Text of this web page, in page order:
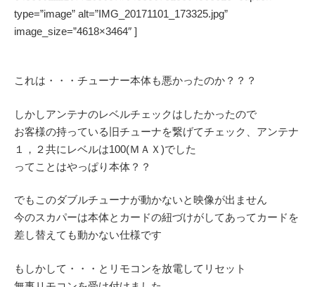
type=”image” alt=”IMG_20171101_173325.jpg”
image_size=”4618×3464″ ]
これは・・・チューナー本体も悪かったのか？？？
しかしアンテナのレベルチェックはしたかったので
お客様の持っている旧チューナを繋げてチェック、アンテナ
１，２共にレベルは100(ＭＡＸ)でした
ってことはやっぱり本体？？
でもこのダブルチューナが動かないと映像が出ません
今のスカパーは本体とカードの紐づけがしてあってカードを
差し替えても動かない仕様です
もしかして・・・とリモコンを放電してリセット